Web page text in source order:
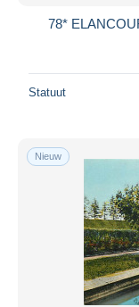
78*
Statuut
Nieuw